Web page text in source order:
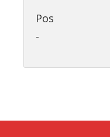
Pos
-